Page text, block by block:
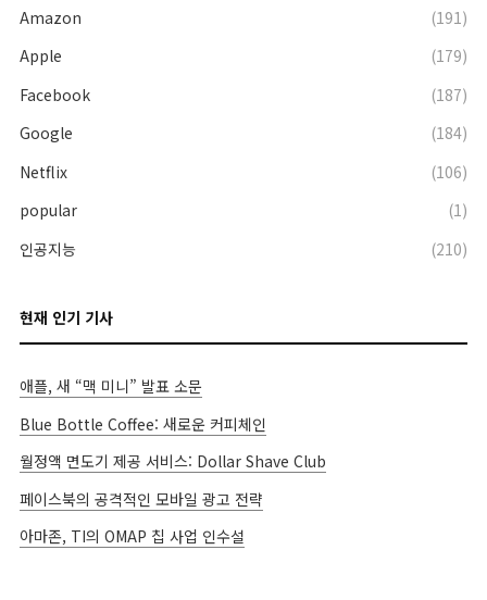
Amazon
(191)
Apple
(179)
Facebook
(187)
Google
(184)
Netflix
(106)
popular
(1)
인공지능
(210)
현재 인기 기사
애플, 새 “맥 미니” 발표 소문
Blue Bottle Coffee: 새로운 커피체인
월정액 면도기 제공 서비스: Dollar Shave Club
페이스북의 공격적인 모바일 광고 전략
아마존, TI의 OMAP 칩 사업 인수설